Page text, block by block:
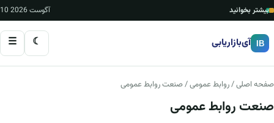
بیشتر بخوانید 10 آگوست 2026
IB آی‌بازاریابی ☾
☰
صفحه اصلی/روابط عمومی/ صنعت روابط عمومی
صنعت روابط عمومی